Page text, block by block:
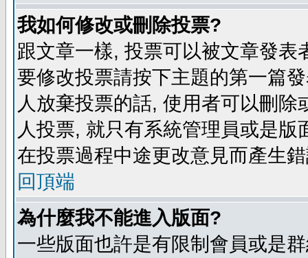
我如何修改或刪除投票?
跟文章一樣, 投票可以被文章發
要修改投票請按下主題的第一篇
人放棄投票的話, 使用者可以刪
人投票, 就只有系統管理員或是
在投票過程中途更改意見而產生
回頂端
為什麼我不能進入版面?
一些版面也許是有限制會員或是